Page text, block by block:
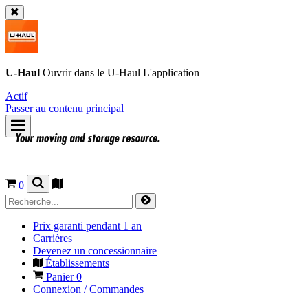
U-Haul Ouvrir dans le U-Haul L'application
Actif
Passer au contenu principal
0
Prix garanti pendant 1 an
Carrières
Devenez un concessionnaire
Établissements
Panier0
Connexion / Commandes